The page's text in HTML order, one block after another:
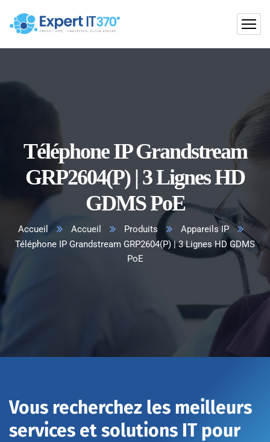
Téléphone IP Grandstream
GRP2604(P) | 3 Lignes HD
GDMS PoE
Accueil Accueil Produits
Appareils IP
Téléphone IP Grandstream GRP2604(P) | 3 Lignes HD GDMS
PoE
Vous recherchez les meilleurs
services et solutions IT pour